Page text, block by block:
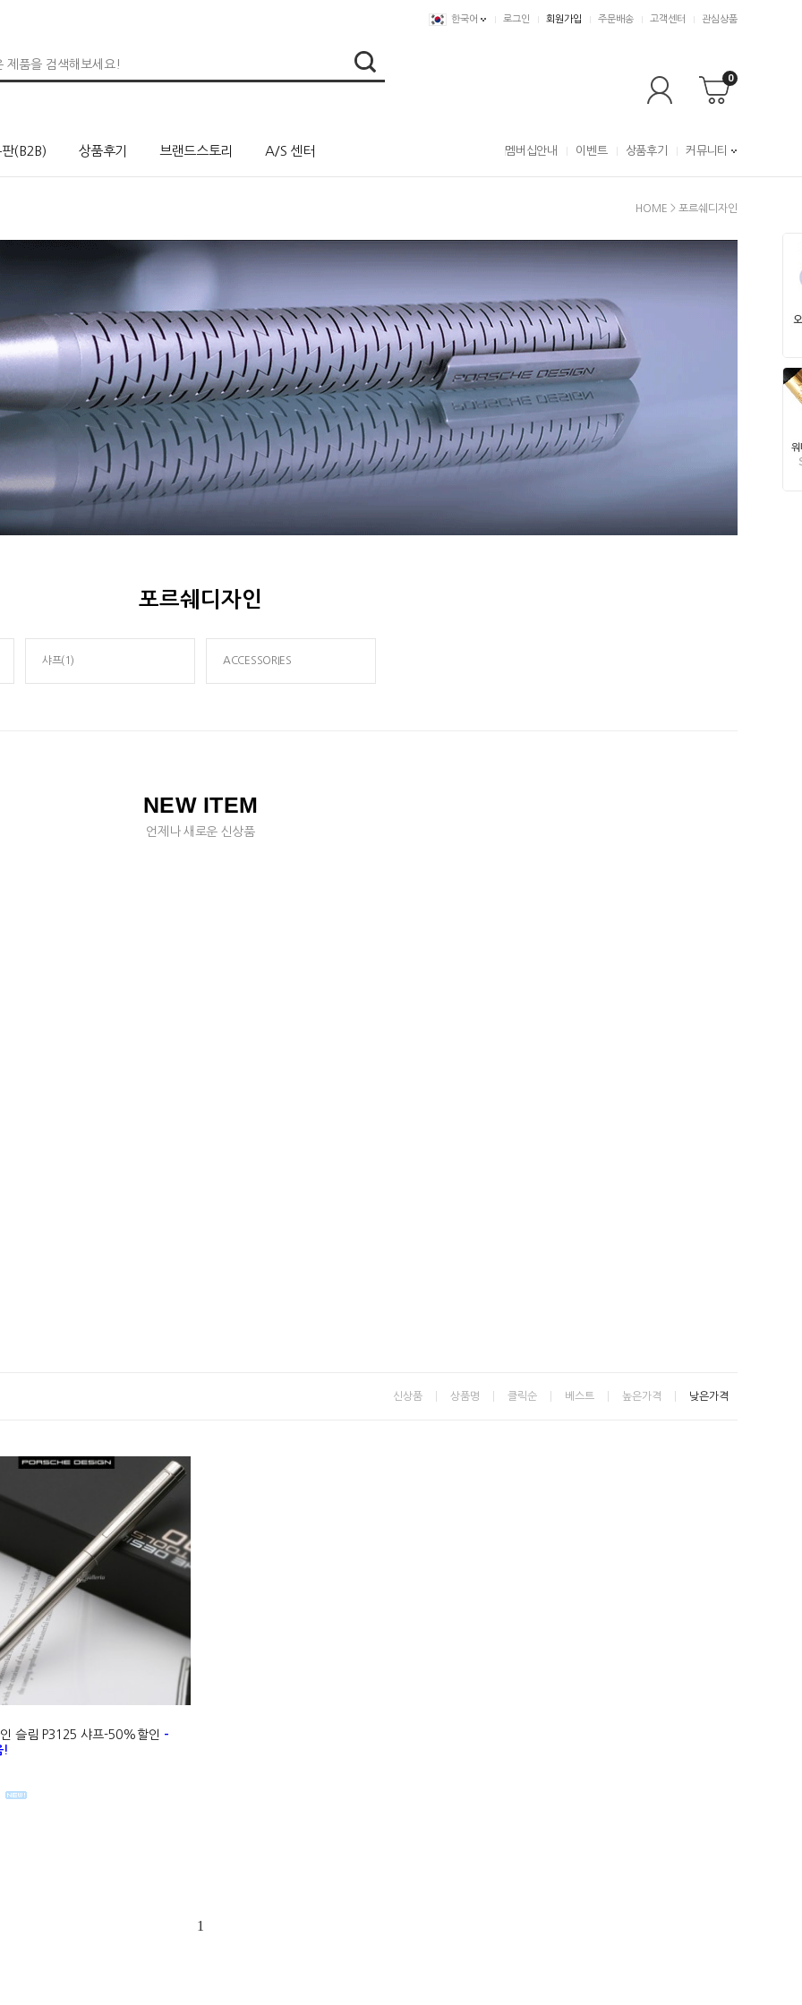
한국어 로그인 회원가입 주문배송 고객센터 관심상품
0
(B2B) 상품후기 브랜드스토리 A/S 센터 멤버십안내 이벤트 상품후기 커뮤니티
HOME > 포르쉐디자인
포르쉐디자인
샤프(1) ACCESSORIES
NEW ITEM
언제나 새로운 신상품
신상품 상품명 클릭순 베스트 높은가격 낮은가격
슬림 P3125 샤프-50%할인 -
!
1